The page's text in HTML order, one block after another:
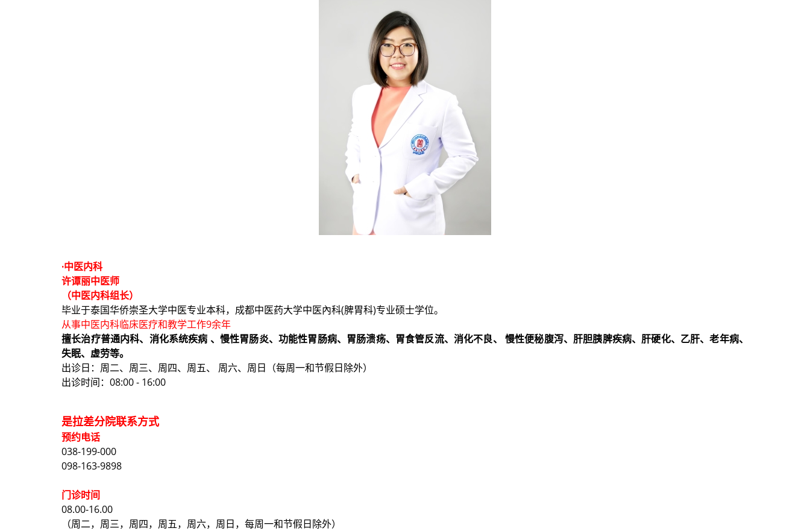
·中医内科
许谭丽中医师
（中医内科组长）
毕业于泰国华侨崇圣大学中医专业本科，成都中医药大学中医內科(脾胃科)专业硕士学位。
从事中医内科临床医疗和教学工作9余年
擅长治疗普通内科、消化系统疾病 、慢性胃肠炎、功能性胃肠病、胃肠溃疡、胃⻝管反流、消化不良、 慢性便秘腹泻、肝胆胰脾疾病、肝硬化、乙肝、老年病、
失眠、虚劳等。
出诊日：周二、周三、周四、周五、 周六、周日（每周一和节假日除外）
出诊时间：08:00 - 16:00
是拉差分院联系方式
预约电话
038-199-000
098-163-9898
门诊时间
08.00-16.00
（周二，周三，周四，周五，周六，周日，每周一和节假日除外）